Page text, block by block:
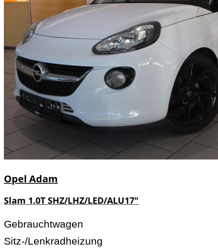
Opel Adam
Slam 1.0T SHZ/LHZ/LED/ALU17"
Gebrauchtwagen
Sitz-/Lenkradheizung